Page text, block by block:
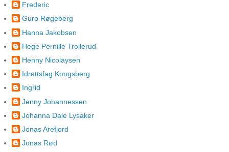
Frederic
Guro Røgeberg
Hanna Jakobsen
Hege Pernille Trollerud
Henny Nicolaysen
Idrettsfag Kongsberg
Ingrid
Jenny Johannessen
Johanna Dale Lysaker
Jonas Arefjord
Jonas Rød